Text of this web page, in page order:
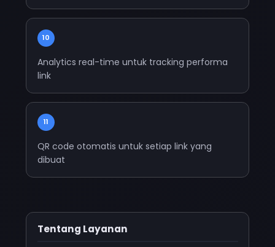
10
Analytics real-time untuk tracking performa
link
11
QR code otomatis untuk setiap link yang
dibuat
Tentang Layanan